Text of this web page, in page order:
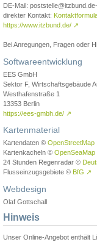
DE-Mail:
direkter Kontakt:
https://www.itzbund.de/ ↗
Bei Anregungen, Fragen oder
Softwareentwicklung
EES GmbH
Sektor F, Wirtschaftsgebäude
Westhafenstraße 1
13353 Berlin
https://ees-gmbh.de/ ↗
Kartenmaterial
Kartendaten © OpenStreetMap
Kartenkacheln © OpenSeaMap
24 Stunden Regenradar ©
Flusseinzugsgebiete © BfG ↗
Webdesign
Olaf Gottschall
Hinweis
Unser Online-Angebot enthält